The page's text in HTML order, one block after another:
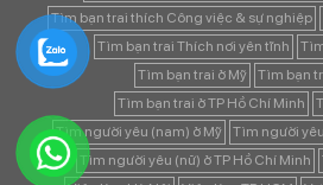
Tìm bạn trai thích Công việc & sự nghiệp
Tìm bạn trai Thích nơi yên tĩnh
Tìm bạn trai ở Mỹ
Tìm bạn
Tìm bạn trai ở TP Hồ Chí Minh
Tìm người yêu (nam) ở Mỹ
Tìm người
Tìm người yêu (nữ) ở TP Hồ Chí Minh